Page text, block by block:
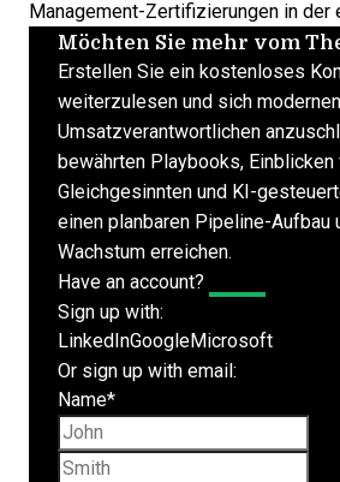
Management-Zertifizierungen in der
Möchten Sie mehr vom
Erstellen Sie ein kostenloses
weiterzulesen und sich modernen
Umsatzverantwortlichen
bewährten Playbooks, Einblicken
Gleichgesinnten und KI-
einen planbaren Pipeline-Aufbau
Wachstum erreichen.
Have an account?
Sign up with:
LinkedInGoogleMicrosoft
Or sign up with email:
Name*